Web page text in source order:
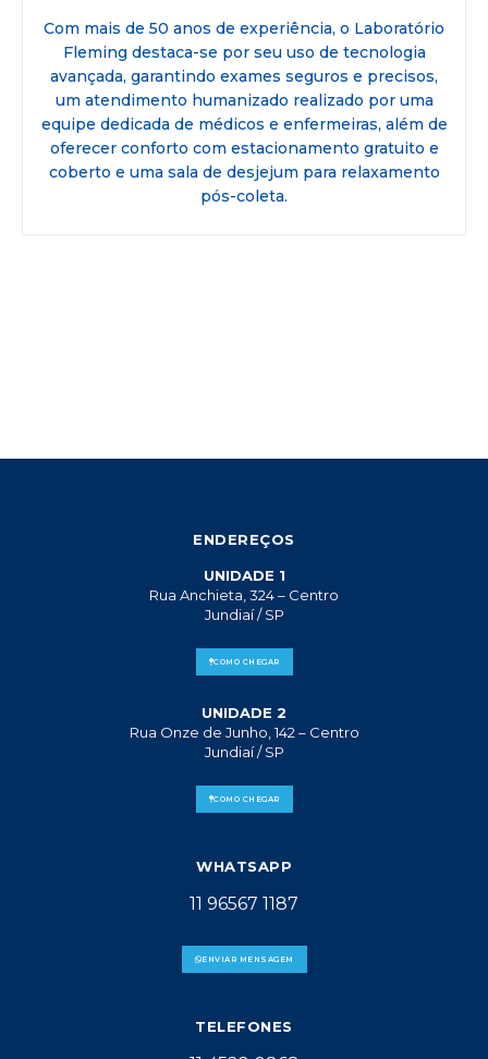
Com mais de 50 anos de experiência, o Laboratório
Fleming destaca-se por seu uso de tecnologia
avançada, garantindo exames seguros e precisos,
um atendimento humanizado realizado por uma
equipe dedicada de médicos e enfermeiras, além de
oferecer conforto com estacionamento gratuito e
coberto e uma sala de desjejum para relaxamento
pós-coleta.
ENDEREÇOS
UNIDADE 1
Rua Anchieta, 324 – Centro
Jundiaí / SP
COMO CHEGAR
UNIDADE 2
Rua Onze de Junho, 142 – Centro
Jundiaí / SP
COMO CHEGAR
WHATSAPP
11 96567 1187
ENVIAR MENSAGEM
TELEFONES